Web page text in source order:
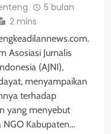
5 bulan
2 mins
Asosiasi Jurnalis
(AJNI),
menyampaikan
terhadap
yang menyebut
NGO Kabupaten…